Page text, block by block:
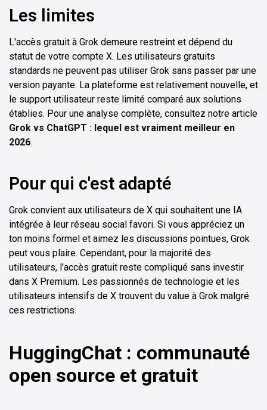
Les limites
L'accès gratuit à Grok demeure restreint et dépend du
statut de votre compte X. Les utilisateurs gratuits
standards ne peuvent pas utiliser Grok sans passer par une
version payante. La plateforme est relativement nouvelle, et
le support utilisateur reste limité comparé aux solutions
établies. Pour une analyse complète, consultez notre article
Grok vs ChatGPT : lequel est vraiment meilleur en
2026.
Pour qui c'est adapté
Grok convient aux utilisateurs de X qui souhaitent une IA
intégrée à leur réseau social favori. Si vous appréciez un
ton moins formel et aimez les discussions pointues, Grok
peut vous plaire. Cependant, pour la majorité des
utilisateurs, l'accès gratuit reste compliqué sans investir
dans X Premium. Les passionnés de technologie et les
utilisateurs intensifs de X trouvent du value à Grok malgré
ces restrictions.
HuggingChat : communauté
open source et gratuit